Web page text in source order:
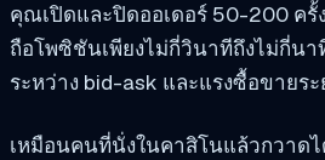
คุณเปิดและปิดออเดอร์ 50-200 ค
ถือโพซิชันเพียงไม่กี่วินาทีถึงไม่กี่น
ระหว่าง bid-ask และแรงซื้อขายร
เหมือนคนที่นั่งในคาสิโนแล้วกวาดไ